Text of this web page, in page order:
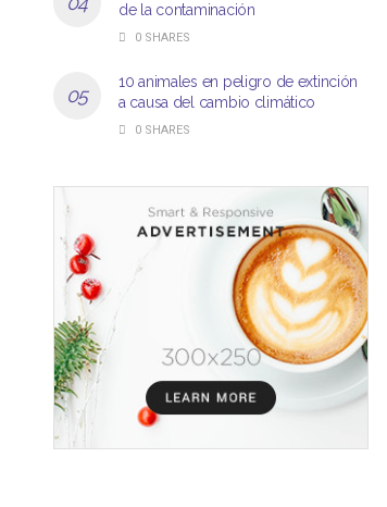
de la contaminación
0 SHARES
10 animales en peligro de extinción
a causa del cambio climático
0 SHARES